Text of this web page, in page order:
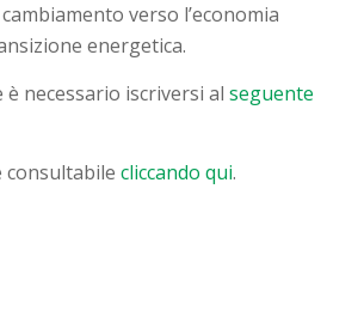
verso l’economia
energetica.
necessario iscriversi al seguente
consultabile cliccando qui.